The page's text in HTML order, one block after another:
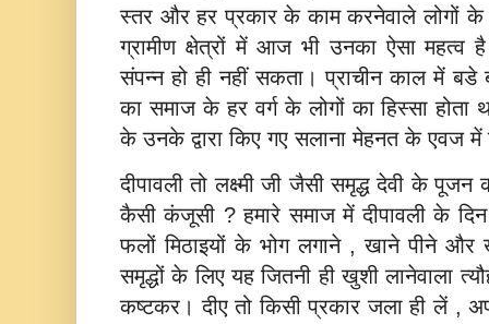
स्‍तर और हर प्रकार के काम करनेवाले लोगों
ग्रामीण क्षेत्रों में आज भी उनका ऐसा महत्‍व
संपन्‍न हो ही नहीं सकता। प्राचीन काल में
का समाज के हर वर्ग के लोगों का हिस्‍सा होता
के उनके द्वारा किए गए सलाना मेहनत के एवज में
दीपावली तो लक्ष्‍मी जी जैसी समृद्ध देवी के
कैसी कंजूसी ? हमारे समाज में दीपावली के
फलों मिठाइयों के भोग लगाने , खाने पीने और
समृद्धों के लिए यह जितनी ही खुशी लानेवाला
कष्‍टकर। दीए तो किसी प्रकार जला ही लें ,